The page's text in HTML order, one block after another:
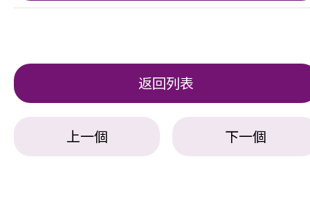
返回列表
上一個 下一個